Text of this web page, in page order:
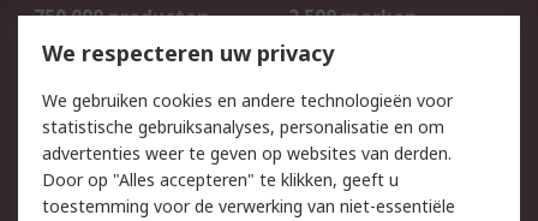
750.000 producten
2.500 merken
Bestellen
Inkoopoplossingen
Track & Trace
Wettelijk
We respecteren uw privacy
We gebruiken cookies en andere technologieën voor
statistische gebruiksanalyses, personalisatie en om
advertenties weer te geven op websites van derden.
Door op "Alles accepteren" te klikken, geeft u
toestemming voor de verwerking van niet-essentiële